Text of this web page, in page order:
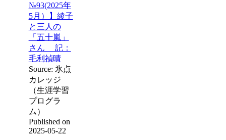
№93(2025年
5月）】綾子
と三人の
「五十嵐」
さん 記：
毛利禎晴
Source: 氷点
カレッジ
（生涯学習
プログラ
ム）
Published on
2025-05-22